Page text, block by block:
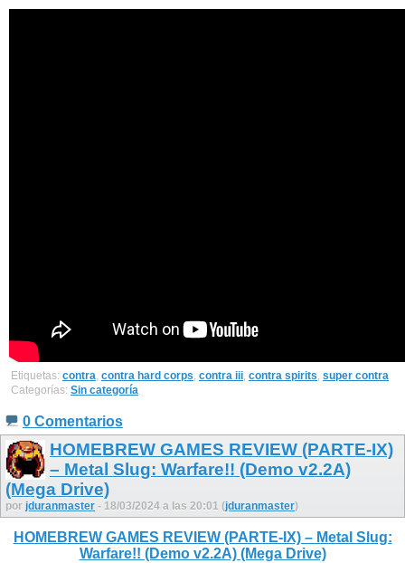
Etiquetas: contra contra hard corps contra iii contra spirits super contra
Categorías: Sin categoría
0 Comentarios
HOMEBREW GAMES REVIEW (PARTE-IX)
– Metal Slug: Warfare!! (Demo v2.2A)
(Mega Drive)
por jduranmaster - 18/03/2024 a las 20:01 (jduranmaster)
HOMEBREW GAMES REVIEW (PARTE-IX) – Metal Slug:
Warfare!! (Demo v2.2A) (Mega Drive)